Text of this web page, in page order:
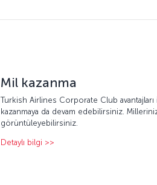
Mil kazanma
Turkish Airlines Corporate Club avantajları
kazanmaya da devam edebilirsiniz.
görüntüleyebilirsiniz.
Detaylı bilgi >>